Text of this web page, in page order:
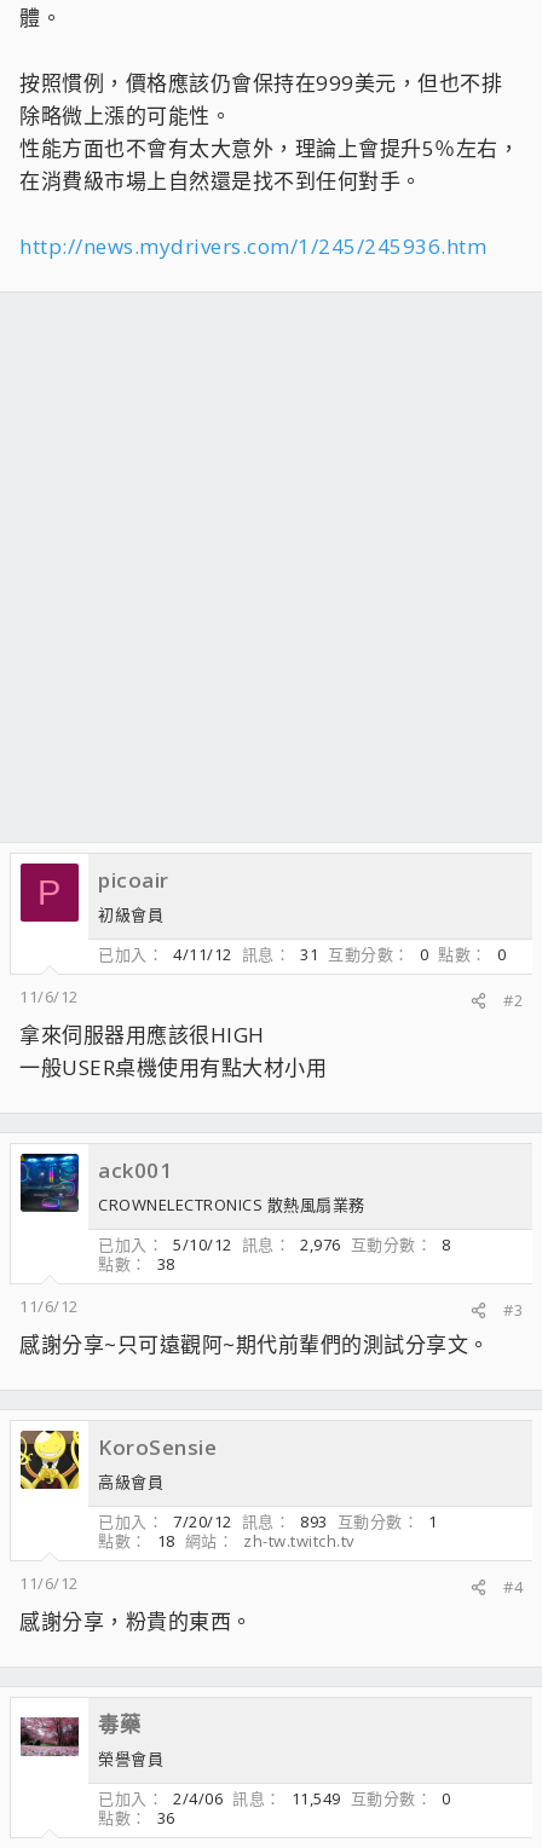
體。
按照慣例，價格應該仍會保持在999美元，但也不排
除略微上漲的可能性。
性能方面也不會有太大意外，理論上會提升5％左右，
在消費級市場上自然還是找不到任何對手。
http://news.mydrivers.com/1/245/245936.htm
P picoair
初級會員
已加入
4/11/12 訊息 31 互動分數 0 點數
0
11/6/12
#2
拿來伺服器用應該很HIGH
一般USER桌機使用有點大材小用
ack001
CROWNELECTRONICS 散熱風扇業務
已加入
5/10/12 訊息 2,976 互動分數
8
點數
38
11/6/12
#3
感謝分享~只可遠觀阿~期代前輩們的測試分享文。
KoroSensie
高級會員
已加入
7/20/12 訊息 893 互動分數
1
點數
18 網站
zh-tw.twitch.tv
11/6/12
#4
感謝分享，粉貴的東西。
毒藥
榮譽會員
已加入
2/4/06 訊息 11,549 互動分數
0
點數
36